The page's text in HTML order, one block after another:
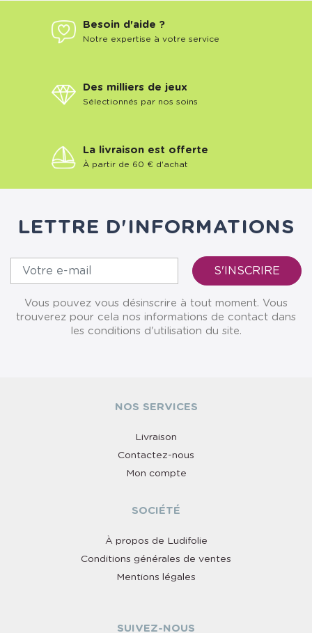
Besoin d'aide ?
Notre expertise à votre service
Des milliers de jeux
Sélectionnés par nos soins
La livraison est offerte
À partir de 60 € d'achat
LETTRE D'INFORMATIONS
Vous pouvez vous désinscrire à tout moment. Vous
trouverez pour cela nos informations de contact dans
les conditions d'utilisation du site.
NOS SERVICES
Livraison
Contactez-nous
Mon compte
SOCIÉTÉ
À propos de Ludifolie
Conditions générales de ventes
Mentions légales
SUIVEZ-NOUS